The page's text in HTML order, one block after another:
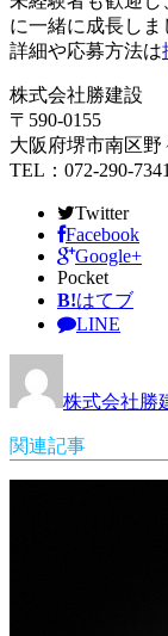
に一緒に成長しま
詳細や応募方法は
株式会社勝建設
〒590-0155
大阪府堺市南区野
TEL：072-290-
Twitter
Facebook
Google+
Pocket
B!はてブ
LINE
株式会社勝
関連記事